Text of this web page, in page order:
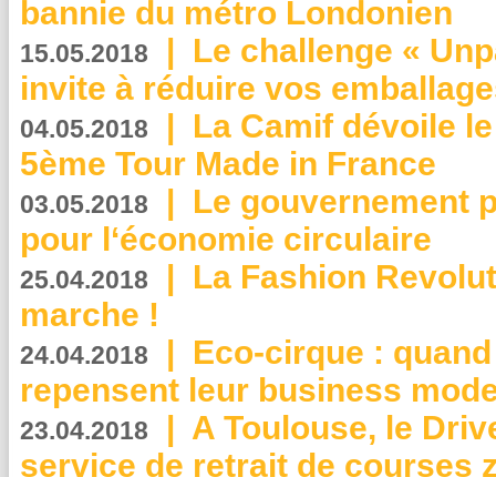
bannie du métro Londonien
15.05.2018 | Le challenge «
invite à réduire vos
04.05.2018 | La Camif dévoile
5ème Tour Made in France
03.05.2018 | Le gouvernement
pour l‘économie circulaire
25.04.2018 | La Fashion
marche !
24.04.2018 | Eco-cirque :
repensent leur business
23.04.2018 | A Toulouse, le
service de retrait de courses